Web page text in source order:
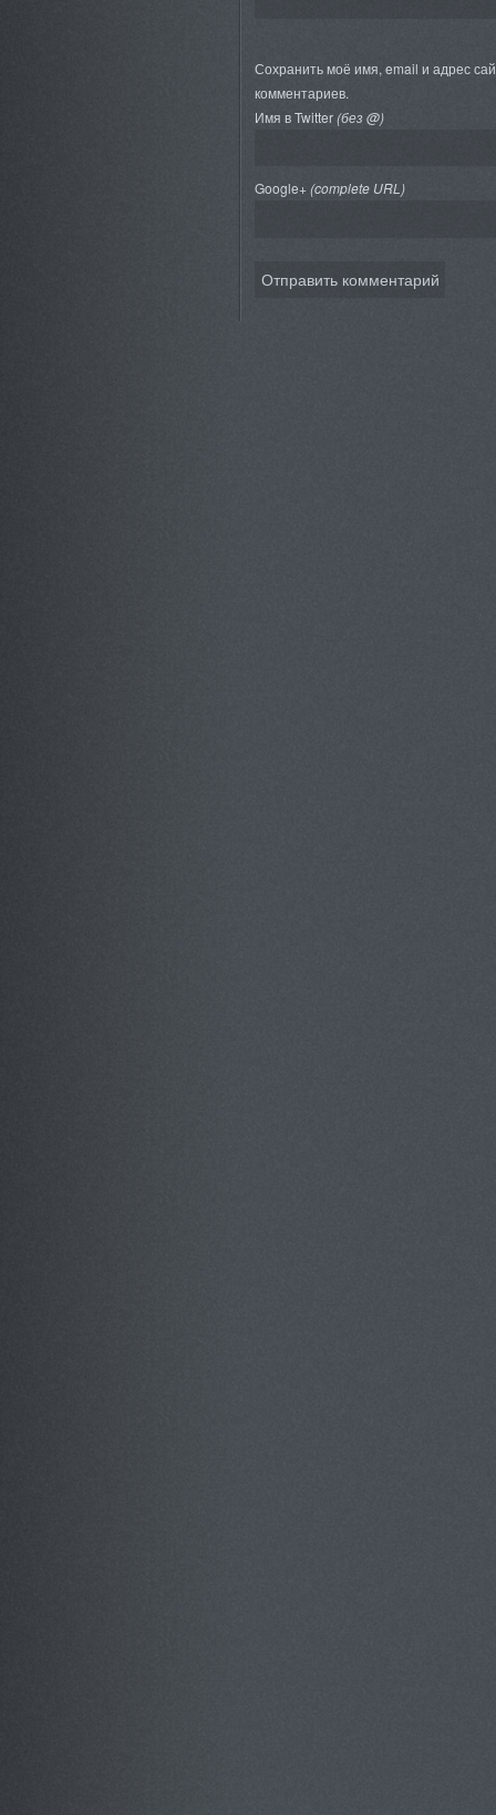
Сохранить моё имя, email и адрес
комментариев.
Имя в Twitter(без @)
Google+ (complete URL)